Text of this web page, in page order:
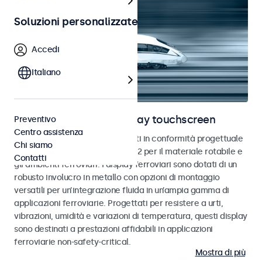
Monitor ferroviari e display touchscreen
Monitor e touchscreen sviluppati in conformità progettuale
alle norme EN 50155 e EN 45545-2 per il materiale rotabile e
gli ambienti ferroviari. I display ferroviari sono dotati di un
robusto involucro in metallo con opzioni di montaggio
versatili per un’integrazione fluida in un’ampia gamma di
applicazioni ferroviarie. Progettati per resistere a urti,
vibrazioni, umidità e variazioni di temperatura, questi display
sono destinati a prestazioni affidabili in applicazioni
ferroviarie non-safety-critical.
Mostra di più
Soluzioni personalizzate
Accedi
Italiano
Preventivo
Centro assistenza
Chi siamo
Contatti